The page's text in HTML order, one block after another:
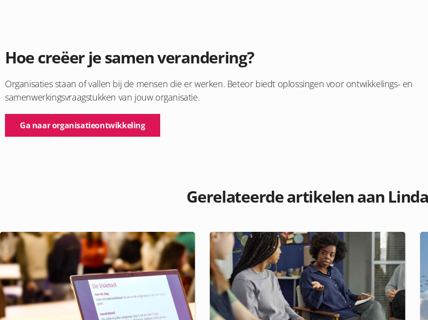
Hoe creëer je samen verandering?
Organisaties staan of vallen bij de mensen die er werken. Beteor biedt oplossingen voor ontwikkelings- en
samenwerkingsvraagstukken van jouw organisatie.
Ga naar organisatieontwikkeling
Gerelateerde artikelen aan Linda